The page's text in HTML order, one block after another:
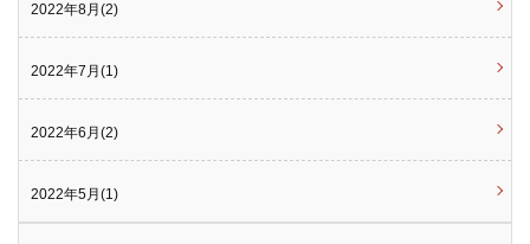
2022年8月(2)
2022年7月(1)
2022年6月(2)
2022年5月(1)